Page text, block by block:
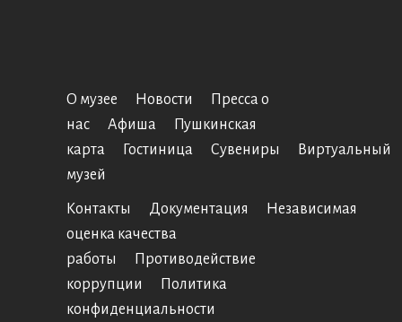
О музее Новости
Пресса о
нас
Афиша
Пушкинская
карта
Гостиница Сувениры
Виртуальный
музей
Контакты Документация
Независимая
оценка качества
работы
Противодействие
коррупции
Политика
конфиденциальности